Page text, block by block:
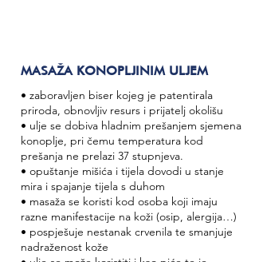
MASAŽA KONOPLJINIM ULJEM
• zaboravljen biser kojeg je patentirala
priroda, obnovljiv resurs i prijatelj okolišu
• ulje se dobiva hladnim prešanjem sjemena
konoplje, pri čemu temperatura kod
prešanja ne prelazi 37 stupnjeva.
• opuštanje mišića i tijela dovodi u stanje
mira i spajanje tijela s duhom
• masaža se koristi kod osoba koji imaju
razne manifestacije na koži (osip, alergija…)
• pospješuje nestanak crvenila te smanjuje
nadraženost kože